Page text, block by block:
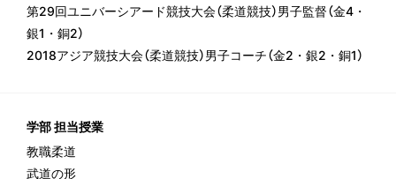
第29回ユニバーシアード競技大会（柔道競技）男子監督（金4・
銀1・銅2）
2018アジア競技大会（柔道競技）男子コーチ（金2・銀2・銅1）
学部 担当授業
教職柔道
武道の形